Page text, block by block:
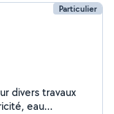
Particulier
eau